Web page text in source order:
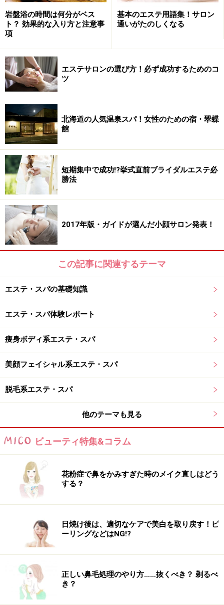
足浴中に、軽く足裏のツボを刺激してくれ、簡単な足浴
終わり。
さて、リフレに入ります。
寝たままの状態でどうやって足裏をマッサージするのか
と思っていたら、仰向けの時は、横たわった床の足下の
部分の床板が外れ、施術者がそこに膝を立てて立てひざ
状態で重心をかけながらやってゆく方法でした。なるほ
どなぁ。（施術する側もその方が負担なく重心をかけら
れるのだそう）
手技は、タイ古式ストレッチと台湾の若石足裏健康法を
組み合わせたオリジナルなので、足裏だけでなく、膝周
りから膝下もしっかりと伸ばしてくれます。施術時間の
後半は、うつぶせになり足裏を（今度は板を取り付けた
平面で）ゴリゴリと指の関節や指の腹で刺激されます。
これがかなり気持ち（強くて）よく、この段階でほとん
どの人が眠ってしまうそうな。照明が暗めで、ほのかに
ハーブの香りがサロン空間内に漂っているので、睡魔に
最後の最後に、（リフレのコースなのに）、腰周りまで
た。これで足の末端から血液がめぐりめぐって、循環が
良くなった感じ。マッサージに使われたのが、スクワラ
ンオイルだったので、ふくらはぎを触ってみたらつるっ
つる。
他に「マイカイ花茶」という解毒作用にあるお茶も人気。
足はほぐれるわ、すっきりするわ、ツルンツルンになる
わ、体は楽になるわ、の大満足の40分でした（これで
4725円はかなり安め）。
少し最後のタイ古式ストレッチの時間が長くなるのだと
着替えて受付の前のテーブルに戻って突然現実世界に逆
戻り～。
15種類の中から選んだお茶の中から「七仙女（ななせん
岩盤浴の時間は何分がベス
ト？ 効果的な入り方と注意事
項
基本のエステ用語集！サロン
通いがたのしくなる
エステサロンの選び方！必ず成功するためのコ
ツ
北海道の人気温泉スパ！女性のための宿・翠蝶
館
短期集中で成功!?挙式直前ブライダルエステ必
勝法
2017年版・ガイドが選んだ小顔サロン発表！
この記事に関連するテーマ
エステ・スパの基礎知識
エステ・スパ体験レポート
痩身ボディ系エステ・スパ
美顔フェイシャル系エステ・スパ
脱毛系エステ・スパ
他のテーマも見る
ビューティ特集&コラム
花粉症で鼻をかみすぎた時のメイク直しはどう
する？
日焼け後は、適切なケアで美白を取り戻す！ピ
ーリングなどはNG!?
正しい鼻毛処理のやり方……抜くべき？ 剃るべ
き？